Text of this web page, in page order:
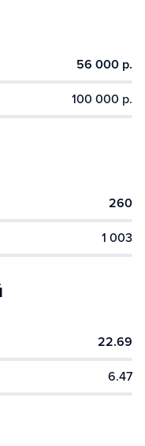
56 000 р.
100 000 р.
260
1 003
22.69
6.47